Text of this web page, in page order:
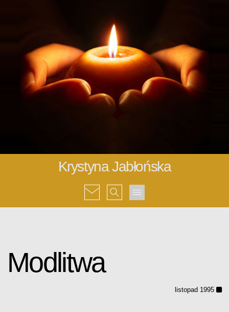
Krystyna Jabłońska
Modlitwa
listopad 1995